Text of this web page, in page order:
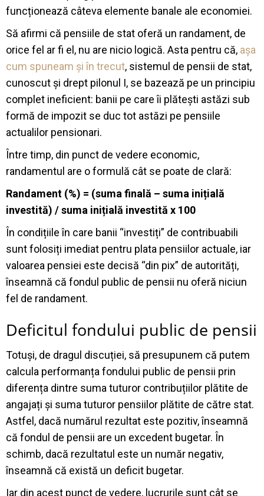
funcționează câteva elemente banale ale economiei.
Să afirmi că pensiile de stat oferă un randament, de
orice fel ar fi el, nu are nicio logică. Asta pentru că, așa
cum spuneam și în trecut, sistemul de pensii de stat,
cunoscut și drept pilonul I, se bazează pe un principiu
complet ineficient: banii pe care îi plătești astăzi sub
formă de impozit se duc tot astăzi pe pensiile
actualilor pensionari.
Între timp, din punct de vedere economic,
randamentul are o formulă cât se poate de clară:
Randament (%) = (suma finală – suma inițială
investită) / suma inițială investită x 100
În condițiile în care banii “investiți” de contribuabili
sunt folosiți imediat pentru plata pensiilor actuale, iar
valoarea pensiei este decisă “din pix” de autorități,
înseamnă că fondul public de pensii nu oferă niciun
fel de randament.
Deficitul fondului public de pensii
Totuși, de dragul discuției, să presupunem că putem
calcula performanța fondului public de pensii prin
diferența dintre suma tuturor contribuțiilor plătite de
angajați și suma tuturor pensiilor plătite de către stat.
Astfel, dacă numărul rezultat este pozitiv, înseamnă
că fondul de pensii are un excedent bugetar. În
schimb, dacă rezultatul este un număr negativ,
înseamnă că există un deficit bugetar.
Iar din acest punct de vedere, lucrurile sunt cât se